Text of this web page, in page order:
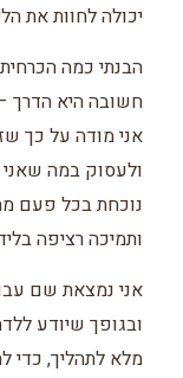
יכולה לחוות את
הבנתי כמה
חשובה היא הדרך
אני מודה על כך
ולעסוק במה שאני
נוכחת בכל פעם
ותמיכה רציפה
אני נמצאת שם
ובגופך שיודע
מלא לתהליך, כדי